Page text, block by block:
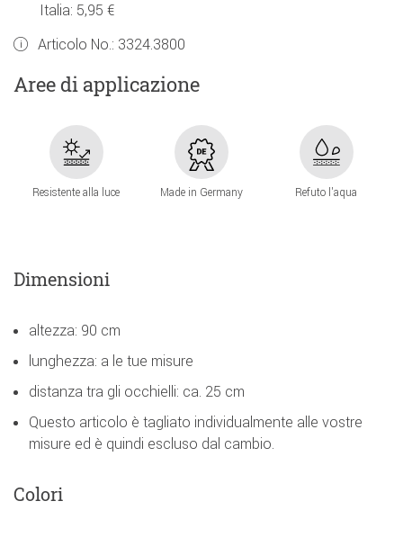
Italia: 5,95 €
Articolo No.: 3324.3800
Aree di applicazione
Resistente alla luce Made in Germany Refuto l'aqua
Dimensioni
altezza: 90 cm
lunghezza: a le tue misure
distanza tra gli occhielli: ca. 25 cm
Questo articolo è tagliato individualmente alle vostre
misure ed è quindi escluso dal cambio.
Colori